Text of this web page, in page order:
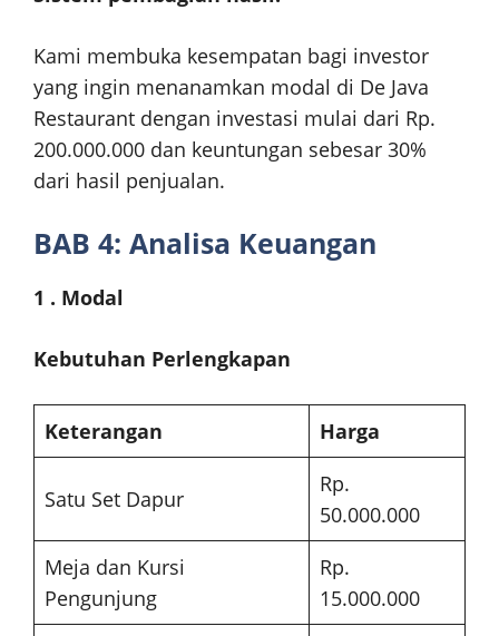
Kami membuka kesempatan bagi investor
yang ingin menanamkan modal di De Java
Restaurant dengan investasi mulai dari Rp.
200.000.000 dan keuntungan sebesar 30%
dari hasil penjualan.
BAB 4: Analisa Keuangan
1 . Modal
Kebutuhan Perlengkapan
Keterangan Harga
Satu Set Dapur
Rp.
50.000.000
Meja dan Kursi
Pengunjung
Rp.
15.000.000